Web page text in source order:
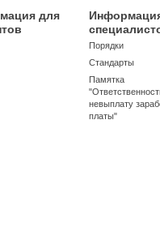
для
Порядки
Стандарты
Памятка
невыплату
платы"